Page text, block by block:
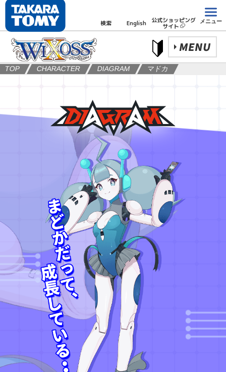
検索 English 公式ショッピング
サイト
メニュー
MENU
TOP CHARACTER DIAGRAM マドカ